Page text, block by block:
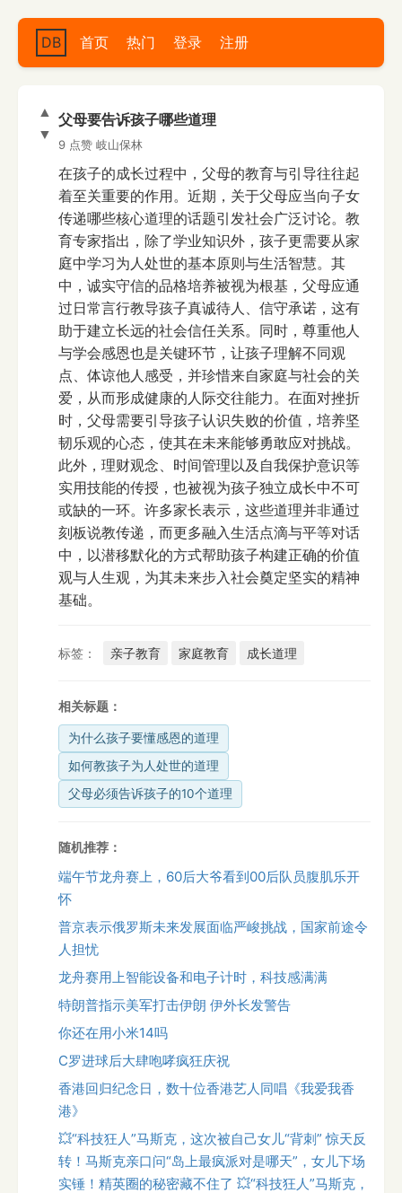
DB 首页 热门 登录 注册
▲
▼
父母要告诉孩子哪些道理
9 点赞 岐山保林
在孩子的成长过程中，父母的教育与引导往往起
着至关重要的作用。近期，关于父母应当向子女
传递哪些核心道理的话题引发社会广泛讨论。教
育专家指出，除了学业知识外，孩子更需要从家
庭中学习为人处世的基本原则与生活智慧。其
中，诚实守信的品格培养被视为根基，父母应通
过日常言行教导孩子真诚待人、信守承诺，这有
助于建立长远的社会信任关系。同时，尊重他人
与学会感恩也是关键环节，让孩子理解不同观
点、体谅他人感受，并珍惜来自家庭与社会的关
爱，从而形成健康的人际交往能力。在面对挫折
时，父母需要引导孩子认识失败的价值，培养坚
韧乐观的心态，使其在未来能够勇敢应对挑战。
此外，理财观念、时间管理以及自我保护意识等
实用技能的传授，也被视为孩子独立成长中不可
或缺的一环。许多家长表示，这些道理并非通过
刻板说教传递，而更多融入生活点滴与平等对话
中，以潜移默化的方式帮助孩子构建正确的价值
观与人生观，为其未来步入社会奠定坚实的精神
基础。
标签： 亲子教育 家庭教育 成长道理
相关标题：
为什么孩子要懂感恩的道理
如何教孩子为人处世的道理
父母必须告诉孩子的10个道理
随机推荐：
端午节龙舟赛上，60后大爷看到00后队员腹肌乐开
怀
普京表示俄罗斯未来发展面临严峻挑战，国家前途令
人担忧
龙舟赛用上智能设备和电子计时，科技感满满
特朗普指示美军打击伊朗 伊外长发警告
你还在用小米14吗
C罗进球后大肆咆哮疯狂庆祝
香港回归纪念日，数十位香港艺人同唱《我爱我香
港》
💥“科技狂人”马斯克，这次被自己女儿“背刺” 惊天反
转！马斯克亲口问“岛上最疯派对是哪天”，女儿下场
实锤！精英圈的秘密藏不住了 💥“科技狂人”马斯克，